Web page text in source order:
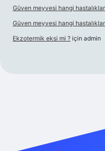
Güven meyvesi hangi
Güven meyvesi hangi
Ekzotermik eksi mi ? için admin